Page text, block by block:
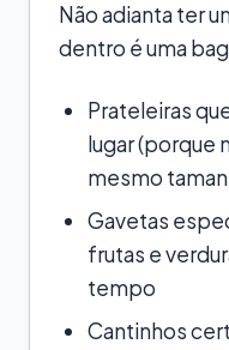
Não adianta ter
dentro é uma
Prateleiras
lugar (porque
mesmo
Gavetas
frutas e
tempo
Cantinhos